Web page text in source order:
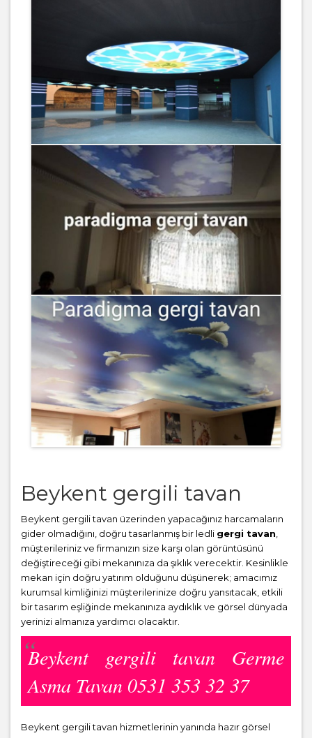
Beykent gergili tavan
Beykent gergili tavan üzerinden yapacağınız harcamaların
gider olmadığını, doğru tasarlanmış bir ledli gergi tavan
müşterileriniz ve firmanızın size karşı olan görüntüsünü
değiştireceği gibi mekanınıza da şıklık verecektir. Kesinlikle
mekan için doğru yatırım olduğunu düşünerek; amacımız
kurumsal kimliğinizi müşterilerinize doğru yansıtacak, etkili
bir tasarım eşliğinde mekanınıza aydıklık ve görsel dünyada
yerinizi almanıza yardımcı olacaktır.
Beykent gergili tavan Germe
Asma Tavan 0531 353 32 37
Beykent gergili tavan hizmetlerinin yanında hazır görsel